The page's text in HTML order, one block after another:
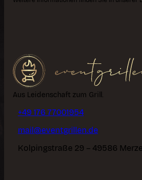
Aus Leidenschaft zum Grill.
+49 176 77001954
mail@eventgrillen.de
Kolpingstraße 29 – 49586